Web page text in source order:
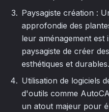
Paysagiste création :
approfondie des
leur aménagement est
paysagiste de créer
esthétiques et durables.
Utilisation de logiciels
d'outils comme
un atout majeur pour